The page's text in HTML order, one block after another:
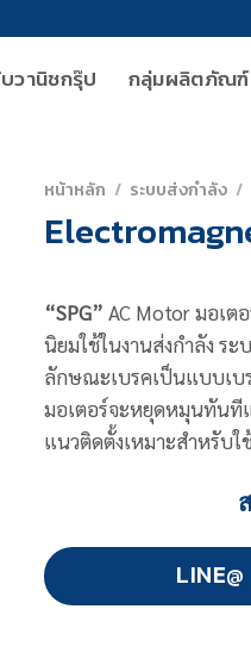
วานิชกรุ๊ป กลุ่มผลิตภัณฑ์
หน้าหลัก / ระบบส่งกำลัง /
“SPG” AC Motor มอเ
นิยมใช้ในงานส่งกำลัง ร
ลักษณะเบรคเป็นแบบเบ
มอเตอร์จะหยุดหมุนทันทีแ
แนวติดตั้งเหมาะสำหรับ
LINE@